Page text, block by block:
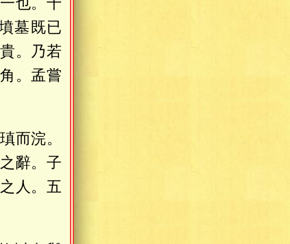
墓既已
。乃若
。孟嘗
而浣。
辭。子
人。五